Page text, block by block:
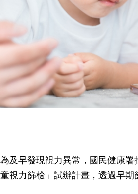
為及早發現視力異常，國民健康
童視力篩檢」試辦計畫，透過早期